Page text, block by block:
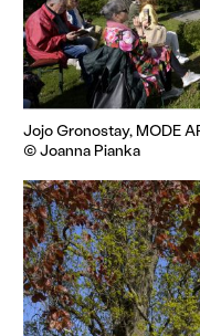
Jojo Gronostay, MODE
© Joanna Pianka